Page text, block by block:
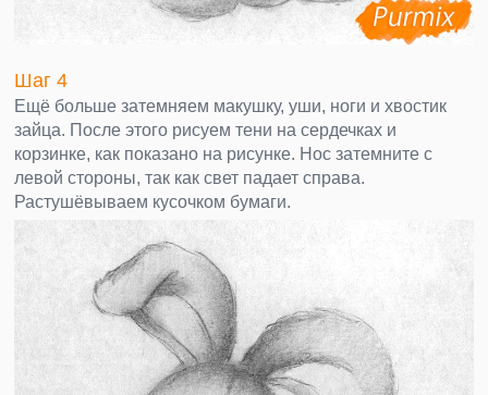
Шаг 4
Ещё больше затемняем макушку, уши, ноги и хвостик
зайца. После этого рисуем тени на сердечках и
корзинке, как показано на рисунке. Нос затемните с
левой стороны, так как свет падает справа.
Растушёвываем кусочком бумаги.